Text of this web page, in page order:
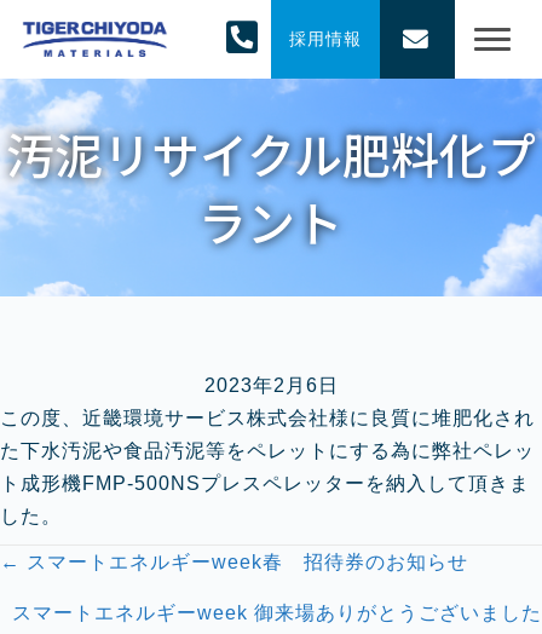
採用情報
汚泥リサイクル肥料化プ
ラント
2023年2月6日
この度、近畿環境サービス株式会社様に良質に堆肥化され
た下水汚泥や食品汚泥等をペレットにする為に弊社ペレッ
ト成形機FMP-500NSプレスペレッターを納入して頂きま
した。
Posts
navigation
← スマートエネルギーweek春 招待券のお知らせ
スマートエネルギーweek 御来場ありがとうございました